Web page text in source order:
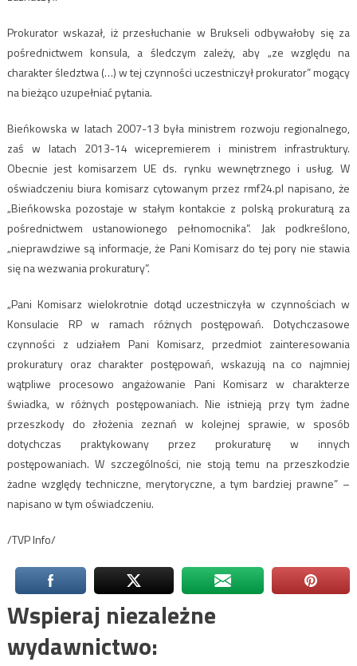
Prokurator wskazał, iż przesłuchanie w Brukseli odbywałoby się za
pośrednictwem konsula, a śledczym zależy, aby „ze względu na
charakter śledztwa (…) w tej czynności uczestniczył prokurator” mogący
na bieżąco uzupełniać pytania.
Bieńkowska w latach 2007-13 była ministrem rozwoju regionalnego,
zaś w latach 2013-14 wicepremierem i ministrem infrastruktury.
Obecnie jest komisarzem UE ds. rynku wewnętrznego i usług. W
oświadczeniu biura komisarz cytowanym przez rmf24.pl napisano, że
„Bieńkowska pozostaje w stałym kontakcie z polską prokuraturą za
pośrednictwem ustanowionego pełnomocnika”. Jak podkreślono,
„nieprawdziwe są informacje, że Pani Komisarz do tej pory nie stawia
się na wezwania prokuratury”.
„Pani Komisarz wielokrotnie dotąd uczestniczyła w czynnościach w
Konsulacie RP w ramach różnych postępowań. Dotychczasowe
czynności z udziałem Pani Komisarz, przedmiot zainteresowania
prokuratury oraz charakter postępowań, wskazują na co najmniej
wątpliwe procesowo angażowanie Pani Komisarz w charakterze
świadka, w różnych postępowaniach. Nie istnieją przy tym żadne
przeszkody do złożenia zeznań w kolejnej sprawie, w sposób
dotychczas praktykowany przez prokuraturę w innych
postępowaniach. W szczególności, nie stoją temu na przeszkodzie
żadne względy techniczne, merytoryczne, a tym bardziej prawne” –
napisano w tym oświadczeniu.
/TVP Info/
Wspieraj niezależne
wydawnictwo: